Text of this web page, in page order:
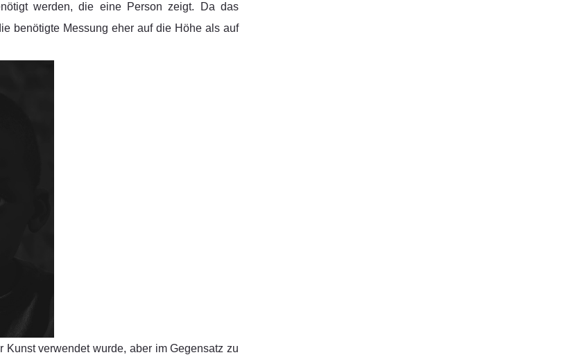
werden, die eine Person zeigt. Da das
benötigte Messung eher auf die Höhe als auf
verwendet wurde, aber im Gegensatz zu